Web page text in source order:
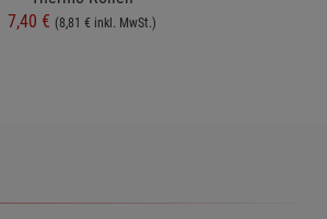
7,40 € (8,81 € inkl. MwSt.)